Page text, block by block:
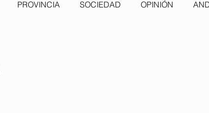
PROVINCIA SOCIEDAD OPINIÓN